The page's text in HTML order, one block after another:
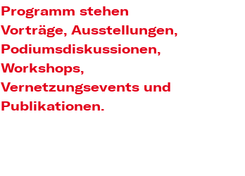
Programm stehen
Vorträge, Ausstellungen,
Podiumsdiskussionen,
Workshops,
Vernetzungsevents und
Publikationen.